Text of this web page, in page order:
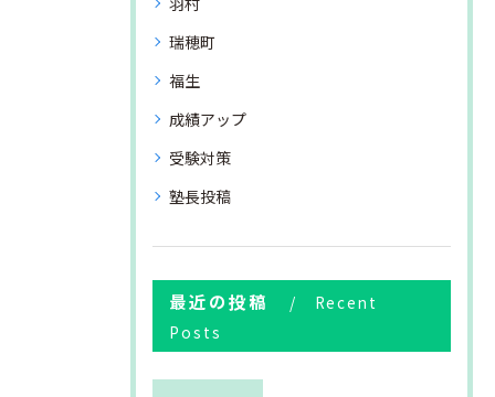
瑞穂町
福生
成績アップ
受験対策
塾長投稿
最近の投稿
Recent
Posts